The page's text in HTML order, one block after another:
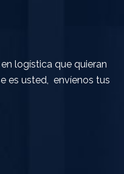
logística que quieran
es usted, envíenos tus